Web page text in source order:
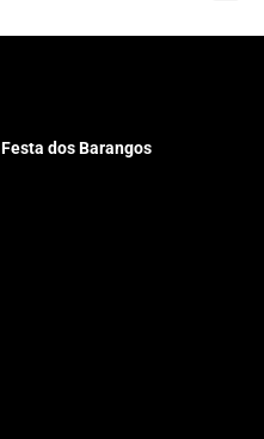
Festa dos Barangos